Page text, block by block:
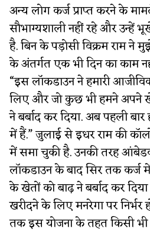
अन्य लोग कर्ज प्राप्त करने के
सौभाग्यशाली नहीं रहे और उन्हें
है. बिन के पड़ोसी विक्रम राम ने
के अंतर्गत एक भी दिन का काम
“इस लॉकडाउन ने हमारी
लिए और जो कुछ भी हमने अपने
ने बर्बाद कर दिया. अब पहली
में हैं.” जुलाई से इधर राम की
में समा चुकी है. उनकी तरह
लॉकडाउन के बाद सिर तक कर्ज
के खेतों को बाढ़ ने बर्बाद कर
खरीदने के लिए मनरेगा पर
तक इस योजना के तहत किसी भी